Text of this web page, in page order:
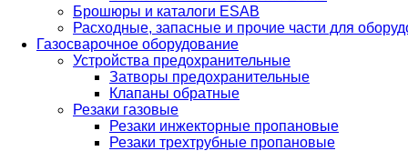
Брошюры и каталоги ESAB
Расходные, запасные и прочие части для
Газосварочное оборудование
Устройства предохранительные
Затворы предохранительные
Клапаны обратные
Резаки газовые
Резаки инжекторные пропановые
Резаки трехтрубные пропановые